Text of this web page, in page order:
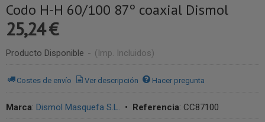
Codo H-H 60/100 87º coaxial Dismol
25,24 €
Producto Disponible - (Imp. Incluidos)
Costes de envío Ver descripción Hacer pregunta
Marca: Dismol Masquefa S.L. • Referencia: CC87100